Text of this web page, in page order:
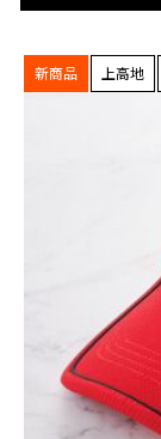
新商品 上高地